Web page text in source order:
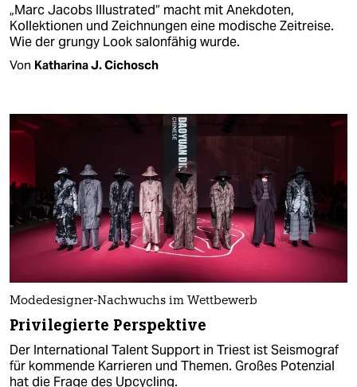
„Marc Jacobs Illustrated“ macht mit Anekdoten,
Kollektionen und Zeichnungen eine modische Zeitreise.
Wie der grungy Look salonfähig wurde.
Von Katharina J. Cichosch
Modedesigner-Nachwuchs im Wettbewerb
Privilegierte Perspektive
Der International Talent Support in Triest ist Seismograf
für kommende Karrieren und Themen. Großes Potenzial
hat die Frage des Upcycling.